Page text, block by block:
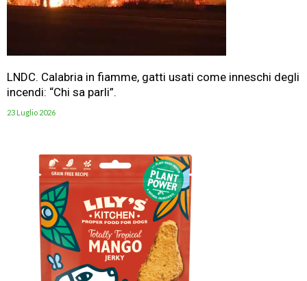
LNDC. Calabria in fiamme, gatti usati come inneschi degli
incendi: “Chi sa parli”.
23 Luglio 2026